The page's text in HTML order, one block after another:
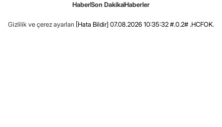
HaberSon DakikaHaberler
Gizlilik ve çerez ayarları [Hata Bildir] 07.08.2026 10:35:32 #.0.2# .HCFOK.